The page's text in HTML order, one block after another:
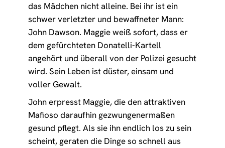
das Mädchen nicht alleine. Bei ihr ist ein
schwer verletzter und bewaffneter Mann:
John Dawson. Maggie weiß sofort, dass er
dem gefürchteten Donatelli-Kartell
angehört und überall von der Polizei gesucht
wird. Sein Leben ist düster, einsam und
voller Gewalt.
John erpresst Maggie, die den attraktiven
Mafioso daraufhin gezwungenermaßen
gesund pflegt. Als sie ihn endlich los zu sein
scheint, geraten die Dinge so schnell aus